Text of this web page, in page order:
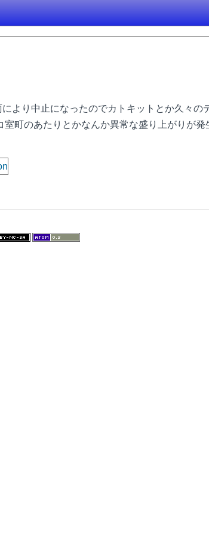
より中止になったのでカトキットとか久々の
町のあたりとかなんか異常な盛り上がりが